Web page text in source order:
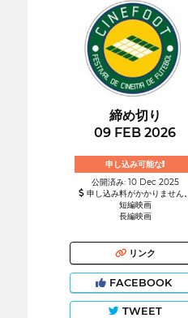
締め切り
09 FEB 2026
申し込み可能な!
公開済み: 10 Dec 2025
申し込み料がかかりません。
短編映画
長編映画
リンク
FACEBOOK
TWEET